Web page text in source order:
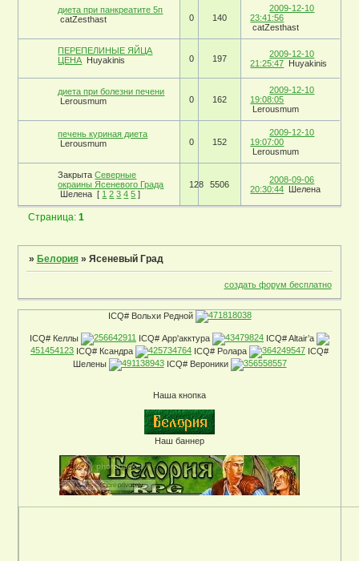
диета при панкреатите 5п
catZesthast
0 140
2009-12-10
23:41:56
catZesthast
ПЕРЕПЕЛИНЫЕ ЯЙЦА
ЦЕНА Huyakinis 0 197
2009-12-10
21:25:47 Huyakinis
диета при болезни печени
Lerousmum
0 162
2009-12-10
19:08:05
Lerousmum
печень куриная диета
Lerousmum
0 152
2009-12-10
19:07:00
Lerousmum
ЗакрытаСеверные
окраины Ясеневого Града
Шелена [ 1 2 3 4 5 ]
128 5506
2008-09-06
20:30:44 Шелена
Страница: 1
» Белория » Ясеневый Град
создать форум бесплатно
ICQ# Вольхи Редной 471818038
ICQ# Келлы 256642911 ICQ# Арр'акктура 43479824 ICQ# Altair’a
451454123 ICQ# Ксандра 425734764 ICQ# Ролара 364249547 ICQ#
Шелены
491138943ICQ# Вероники 356558557
Наша кнопка
Наш баннер